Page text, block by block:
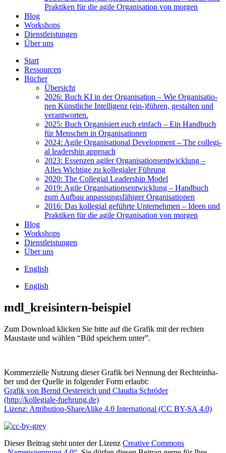
Prak­ti­ken für die agi­le Orga­ni­sa­ti­on von mor­gen
Blog
Work­shops
Dienst­leis­tun­gen
Über uns
Start
Res­sour­cen
Bücher
Über­sicht
2026: Buch KI in der Orga­ni­sa­ti­on – Wie Orga­ni­sa­tio­
nen Künst­li­che Intel­li­genz (ein-)führen, gestal­ten und
ver­ant­wor­ten.
2025: Buch Orga­ni­siert euch ein­fach – Ein Hand­buch
für Men­schen in Orga­ni­sa­tio­nen
2024: Agi­le Orga­ni­sa­tio­nal Deve­lo­p­ment – The col­le­gi­
al lea­der­ship approach
2023: Essen­zen agi­ler Orga­ni­sa­ti­ons­ent­wick­lung –
Alles Wich­ti­ge zu kol­le­gia­ler Füh­rung
2020: The Col­le­gi­al Lea­der­ship Model
2019: Agi­le Orga­ni­sa­ti­ons­ent­wick­lung – Hand­buch
zum Auf­bau anpas­sungs­fä­hi­ger Orga­ni­sa­tio­nen
2016: Das kol­le­gi­al geführ­te Unter­neh­men – Ideen und
Prak­ti­ken für die agi­le Orga­ni­sa­ti­on von mor­gen
Blog
Work­shops
Dienst­leis­tun­gen
Über uns
Eng­lish
Eng­lish
mdl_kreisintern-beispiel
Zum Down­load kli­cken Sie bit­te auf die Gra­fik mit der rech­ten
Maus­tas­te und wäh­len “Bild spei­chern unter”.
Kom­mer­zi­el­le Nut­zung die­ser Gra­fik bei Nen­nung der Rech­te­inha­
ber und der Quel­le in fol­gen­der Form erlaubt:
Gra­fik von Bernd Oes­te­reich und Clau­dia Schrö­der
(http://kollegiale-fuehrung.de)
Lizenz: Attri­bu­ti­on-ShareA­li­ke 4.0 Inter­na­tio­nal (CC BY-SA 4.0)
Dieser Beitrag steht unter der Lizenz Creative Commons